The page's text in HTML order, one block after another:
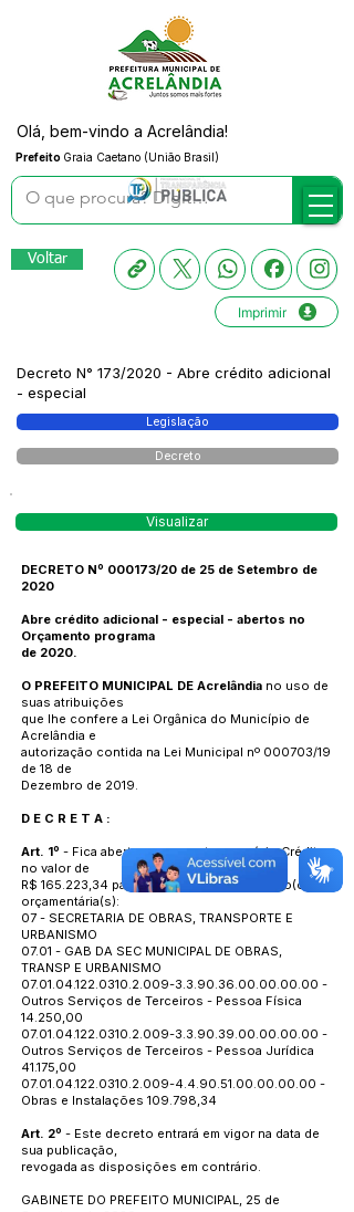
Prefeito Graia Caetano (União Brasil)
Olá, bem-vindo a Acrelândia!
Voltar
Imprimir
Decreto N° 173/2020 - Abre crédito adicional
- especial
Legislação
Decreto
Visualizar
DECRETO Nº 000173/20 de 25 de Setembro de
2020
Abre crédito adicional - especial - abertos no
Orçamento programa
de 2020.
O PREFEITO MUNICIPAL DE Acrelândia no uso de
suas atribuições
que lhe confere a Lei Orgânica do Município de
Acrelândia e
autorização contida na Lei Municipal nº 000703/19
de 18 de
Dezembro de 2019.
D E C R E T A :
Art. 1º - Fica aberto no corrente exercício Crédito
no valor de
R$ 165.223,34 para a(s) seguinte(s) dotação(ões)
orçamentária(s):
07 - SECRETARIA DE OBRAS, TRANSPORTE E
URBANISMO
07.01 - GAB DA SEC MUNICIPAL DE OBRAS,
TRANSP E URBANISMO
07.01.04.122.0310.2.009-3.3.90.36.00.00.00.00 -
Outros Serviços de Terceiros - Pessoa Física
14.250,00
07.01.04.122.0310.2.009-3.3.90.39.00.00.00.00 -
Outros Serviços de Terceiros - Pessoa Jurídica
41.175,00
07.01.04.122.0310.2.009-4.4.90.51.00.00.00.00 -
Obras e Instalações 109.798,34
Art. 2º - Este decreto entrará em vigor na data de
sua publicação,
revogada as disposições em contrário.
GABINETE DO PREFEITO MUNICIPAL, 25 de